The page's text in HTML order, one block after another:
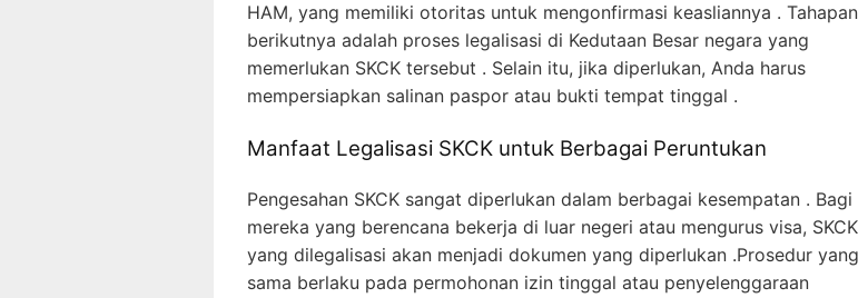
HAM, yang memiliki otoritas untuk mengonfirmasi keasliannya . Tahapan
berikutnya adalah proses legalisasi di Kedutaan Besar negara yang
memerlukan SKCK tersebut . Selain itu, jika diperlukan, Anda harus
mempersiapkan salinan paspor atau bukti tempat tinggal .
Manfaat Legalisasi SKCK untuk Berbagai Peruntukan
Pengesahan SKCK sangat diperlukan dalam berbagai kesempatan . Bagi
mereka yang berencana bekerja di luar negeri atau mengurus visa, SKCK
yang dilegalisasi akan menjadi dokumen yang diperlukan .Prosedur yang
sama berlaku pada permohonan izin tinggal atau penyelenggaraan